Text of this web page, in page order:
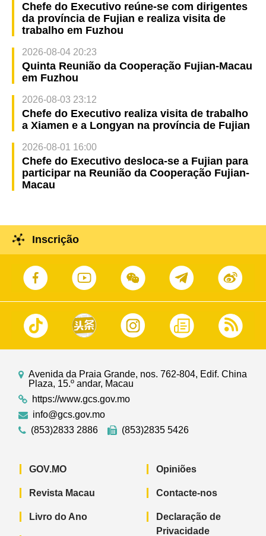
Chefe do Executivo reúne-se com dirigentes
da província de Fujian e realiza visita de
trabalho em Fuzhou
2026-08-04 20:23
Quinta Reunião da Cooperação Fujian-Macau
em Fuzhou
2026-08-03 23:12
Chefe do Executivo realiza visita de trabalho
a Xiamen e a Longyan na província de Fujian
2026-08-01 16:00
Chefe do Executivo desloca-se a Fujian para
participar na Reunião da Cooperação Fujian-
Macau
Inscrição
Avenida da Praia Grande, nos. 762-804, Edif. China
Plaza, 15.º andar, Macau
https://www.gcs.gov.mo
info@gcs.gov.mo
(853)2833 2886
(853)2835 5426
GOV.MO
Revista Macau
Livro do Ano
Opiniões
Contacte-nos
Declaração de
Privacidade